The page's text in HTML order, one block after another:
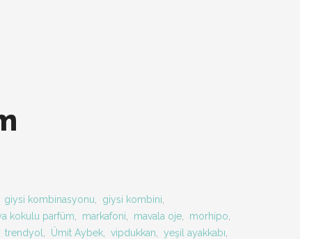
giysi kombinasyonu giysi kombini
kokulu parfüm markafoni mavala oje, morhipo
trendyol Ümit Aybek vipdukkan yeşil ayakkabı